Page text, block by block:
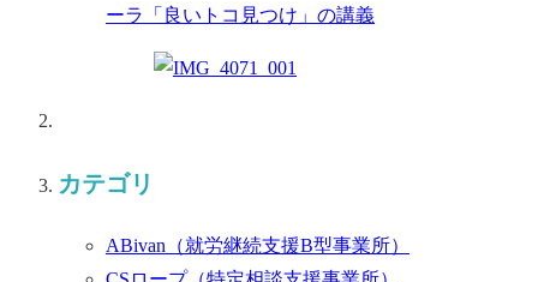
ーラ「良いトコ見つけ」の講義
カテゴリ
ABivan （就労継続支援B型事業所）